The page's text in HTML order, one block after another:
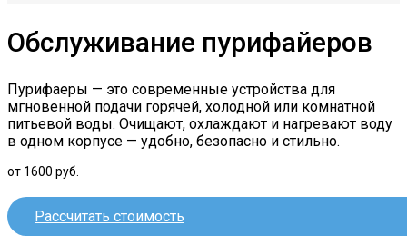
Обслуживание пурифайеров
Пурифаеры — это современные устройства для
мгновенной подачи горячей, холодной или комнатной
питьевой воды. Очищают, охлаждают и нагревают воду
в одном корпусе — удобно, безопасно и стильно.
от 1600 руб.
Рассчитать стоимость